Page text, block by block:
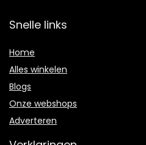
Snelle links
Home
Alles winkelen
Blogs
Onze webshops
Adverteren